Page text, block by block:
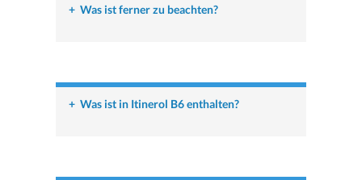
+ Was ist ferner zu beachten?
+ Was ist in Itinerol B6 enthalten?